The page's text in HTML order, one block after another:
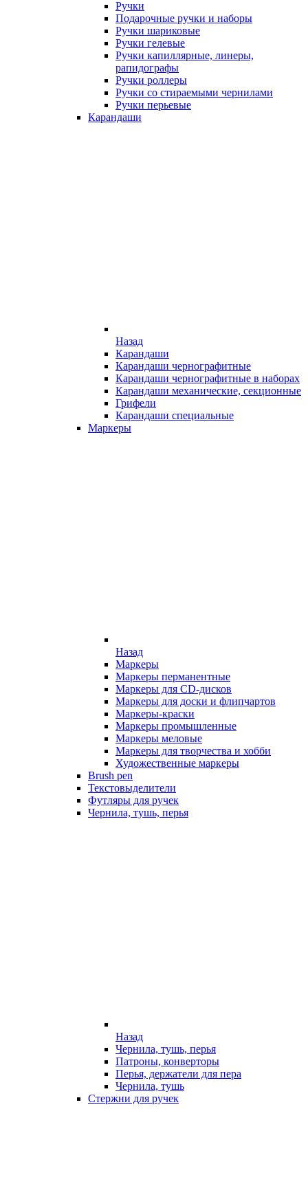
Ручки
Подарочные ручки и наборы
Ручки шариковые
Ручки гелевые
Ручки капиллярные, линеры,
рапидографы
Ручки роллеры
Ручки со стираемыми чернилами
Ручки перьевые
Карандаши
Назад
Карандаши
Карандаши чернографитные
Карандаши чернографитные в наборах
Карандаши механические, секционные
Грифели
Карандаши специальные
Маркеры
Назад
Маркеры
Маркеры перманентные
Маркеры для CD-дисков
Маркеры для доски и флипчартов
Маркеры-краски
Маркеры промышленные
Маркеры меловые
Маркеры для творчества и хобби
Художественные маркеры
Brush pen
Текстовыделители
Футляры для ручек
Чернила, тушь, перья
Назад
Чернила, тушь, перья
Патроны, конверторы
Перья, держатели для пера
Чернила, тушь
Стержни для ручек